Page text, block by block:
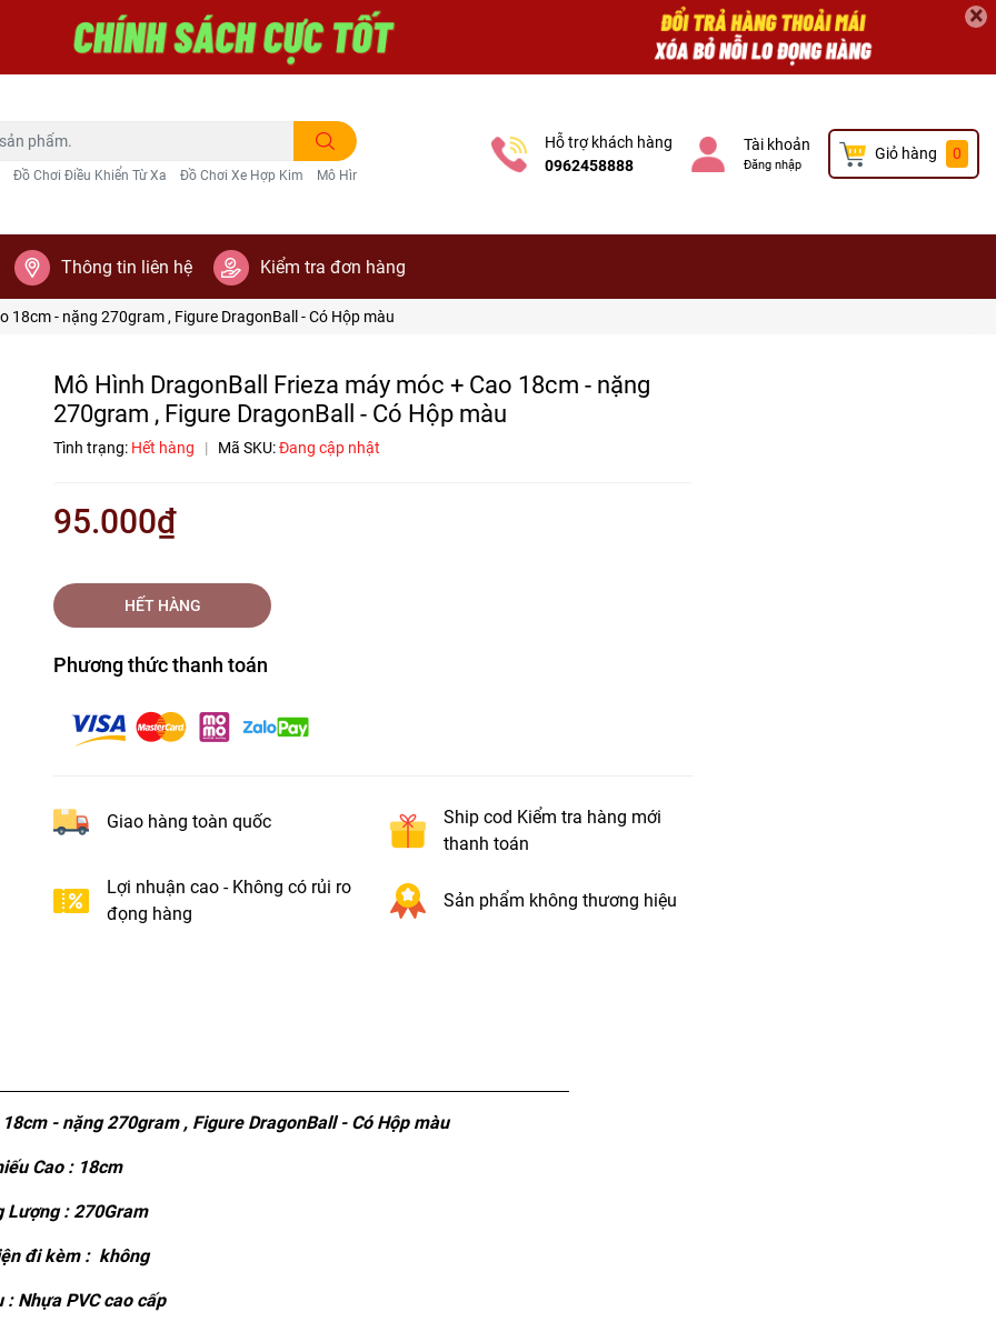
×
Đồ Chơi Điều Khiển Từ Xa Đồ Chơi Xe Hợp Kim Mô Hình Trang Trí
Hỗ trợ khách hàng
0962458888
Tài khoản
Đăng nhập
Giỏ hàng 0
Thông tin liên hệ Kiểm tra đơn hàng
18cm - nặng 270gram , Figure DragonBall - Có Hộp màu
Mô Hình DragonBall Frieza máy móc + Cao 18cm - nặng
270gram , Figure DragonBall - Có Hộp màu
Tình trạng: Hết hàng | Mã SKU:Đang cập nhật
95.000₫
HẾT HÀNG
Phương thức thanh toán
Giao hàng toàn quốc
Ship cod Kiểm tra hàng mới
thanh toán
Lợi nhuận cao - Không có rủi ro
đọng hàng
Sản phẩm không thương hiệu
- nặng 270gram , Figure DragonBall - Có Hộp màu
Cao : 18cm
Lượng : 270Gram
đi kèm : không
: Nhựa PVC cao cấp